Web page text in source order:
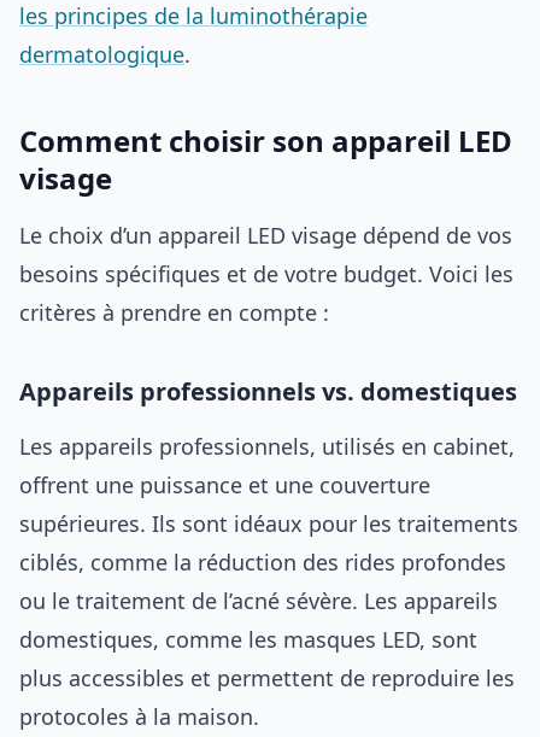
les principes de la luminothérapie
dermatologique.
Comment choisir son appareil LED
visage
Le choix d’un appareil LED visage dépend de vos
besoins spécifiques et de votre budget. Voici les
critères à prendre en compte :
Appareils professionnels vs. domestiques
Les appareils professionnels, utilisés en cabinet,
offrent une puissance et une couverture
supérieures. Ils sont idéaux pour les traitements
ciblés, comme la réduction des rides profondes
ou le traitement de l’acné sévère. Les appareils
domestiques, comme les masques LED, sont
plus accessibles et permettent de reproduire les
protocoles à la maison.